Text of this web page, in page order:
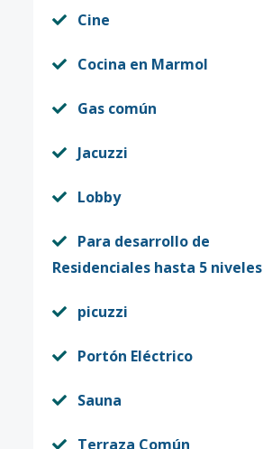
Cine
Cocina en Marmol
Gas común
Jacuzzi
Lobby
Para desarrollo de
Residenciales hasta 5 niveles
picuzzi
Portón Eléctrico
Sauna
Terraza Común